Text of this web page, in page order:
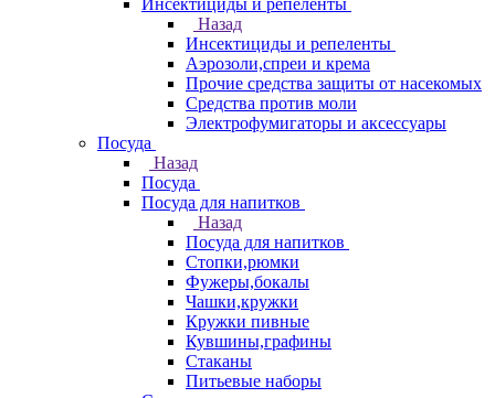
Инсектициды и репеленты
Назад
Инсектициды и репеленты
Аэрозоли,спреи и крема
Прочие средства защиты от насекомых
Средства против моли
Электрофумигаторы и аксессуары
Посуда
Назад
Посуда
Посуда для напитков
Назад
Посуда для напитков
Стопки,рюмки
Фужеры,бокалы
Чашки,кружки
Кружки пивные
Кувшины,графины
Стаканы
Питьевые наборы